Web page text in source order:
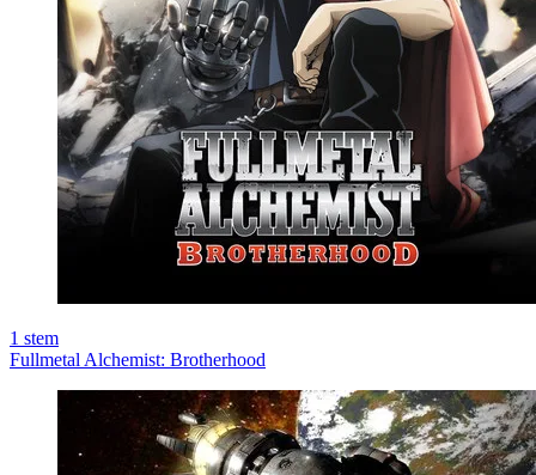
1 stem
Fullmetal Alchemist: Brotherhood